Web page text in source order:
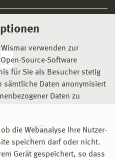
verwenden zur
Source-Software
für Sie als Besucher stetig
sämtliche Daten anonymisiert
Daten zu
die Webanalyse Ihre Nutzer-
speichern darf oder nicht.
Gerät gespeichert, so dass